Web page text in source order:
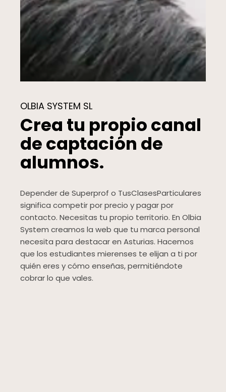
OLBIA SYSTEM SL
Crea tu propio canal
de captación de
alumnos.
Depender de Superprof o TusClasesParticulares
significa competir por precio y pagar por
contacto. Necesitas tu propio territorio. En Olbia
System creamos la web que tu marca personal
necesita para destacar en Asturias. Hacemos
que los estudiantes mierenses te elijan a ti por
quién eres y cómo enseñas, permitiéndote
cobrar lo que vales.